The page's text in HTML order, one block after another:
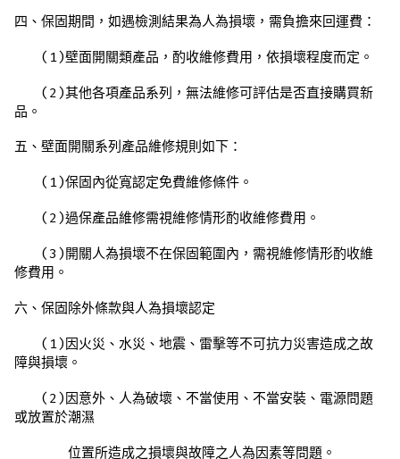
四、保固期間，如遇檢測結果為人為損壞，需負擔來回運費：
(1)壁面開關類產品，酌收維修費用，依損壞程度而定。
(2)其他各項產品系列，無法維修可評估是否直接購買新
品。
五、壁面開關系列產品維修規則如下：
(1)保固內從寬認定免費維修條件。
(2)過保產品維修需視維修情形酌收維修費用。
(3)開關人為損壞不在保固範圍內，需視維修情形酌收維
修費用。
六、保固除外條款與人為損壞認定
(1)因火災、水災、地震、雷擊等不可抗力災害造成之故
障與損壞。
(2)因意外、人為破壞、不當使用、不當安裝、電源問題
或放置於潮濕
位置所造成之損壞與故障之人為因素等問題。